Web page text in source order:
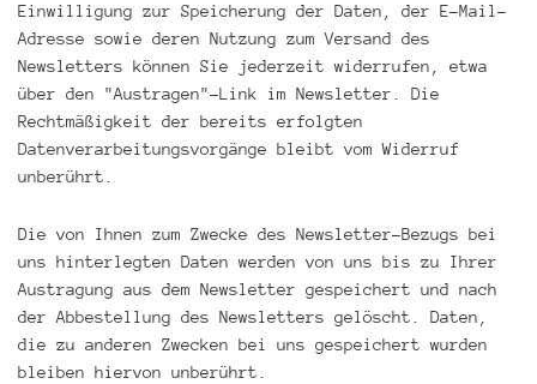
Einwilligung zur Speicherung der Daten, der E-Mail-
Adresse sowie deren Nutzung zum Versand des
Newsletters können Sie jederzeit widerrufen, etwa
über den "Austragen"-Link im Newsletter. Die
Rechtmäßigkeit der bereits erfolgten
Datenverarbeitungsvorgänge bleibt vom Widerruf
unberührt.
Die von Ihnen zum Zwecke des Newsletter-Bezugs bei
uns hinterlegten Daten werden von uns bis zu Ihrer
Austragung aus dem Newsletter gespeichert und nach
der Abbestellung des Newsletters gelöscht. Daten,
die zu anderen Zwecken bei uns gespeichert wurden
bleiben hiervon unberührt.